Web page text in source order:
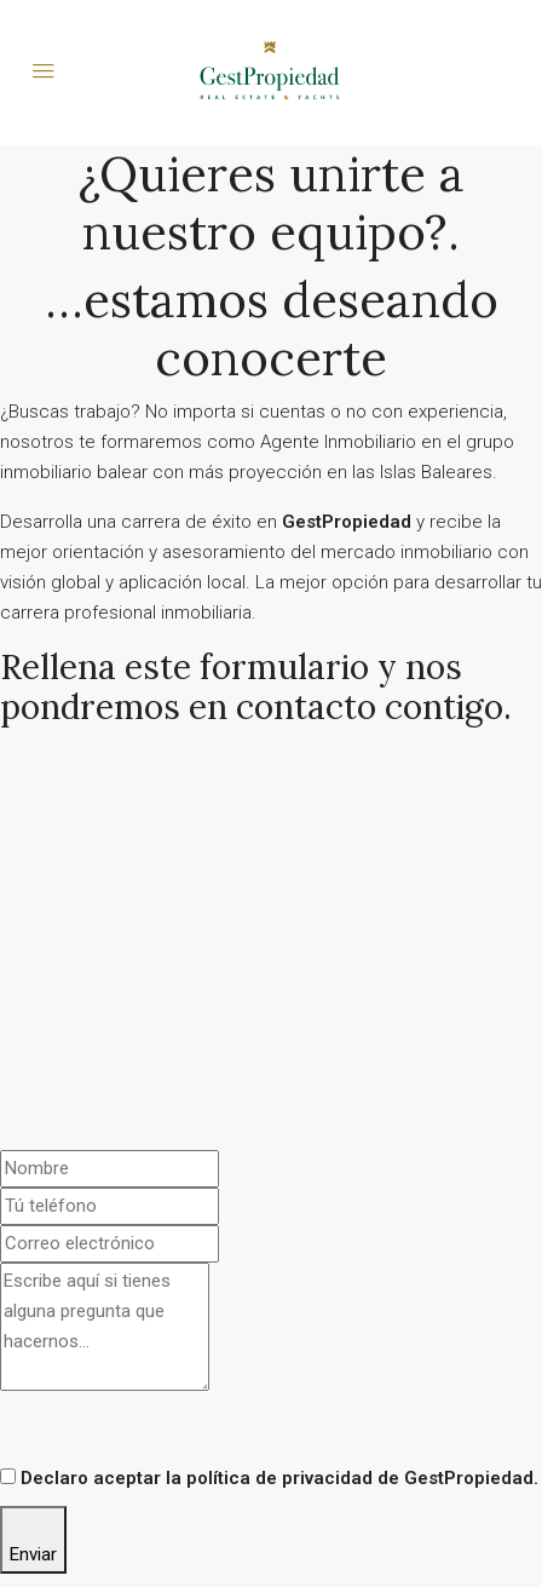
¿Quieres unirte a
nuestro equipo?.
…estamos deseando
conocerte
¿Buscas trabajo? No importa si cuentas o no con experiencia,
nosotros te formaremos como Agente Inmobiliario en el grupo
inmobiliario balear con más proyección en las Islas Baleares.
Desarrolla una carrera de éxito en GestPropiedad y recibe la
mejor orientación y asesoramiento del mercado inmobiliario con
visión global y aplicación local. La mejor opción para desarrollar tu
carrera profesional inmobiliaria.
Rellena este formulario y nos
pondremos en contacto contigo.
Declaro aceptar la política de privacidad de GestPropiedad.
Enviar